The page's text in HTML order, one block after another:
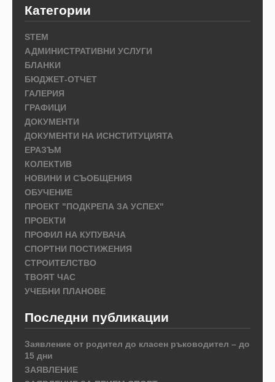
Категории
STEM
АДМИНИСТРАТИВНИ УСЛУГИ
БЛАНКИ
БЮДЖЕТ-ОТЧЕТ
ГАЛЕРИЯ
ГРАФИЦИ
ДОКУМЕНТИ
ДОКУМЕНТИ НА ИСНСТИТУЦИЯТА
ЕРАЗЪМ
КОЛЕКТИВ
НОВИНИ И СЪОБЩЕНИЯ
ОБУЧЕНИЕ
ПРОЕКТ "ПОДКРЕПА ЗА УСПЕХ"
ПРОЕКТИ
ПРОФИЛ НА КУПУВАЧА
СПОРТНИ ПОСТИЖЕНИЯ
СТРОИТЕЛСТВО
ТВОЯТ ЧАС
УЧЕБНИ ПЛАНОВЕ
Последни публикации
Заявление от родител до класен ръководител – до
15 дни
ЗАЯВЛЕНИЕ